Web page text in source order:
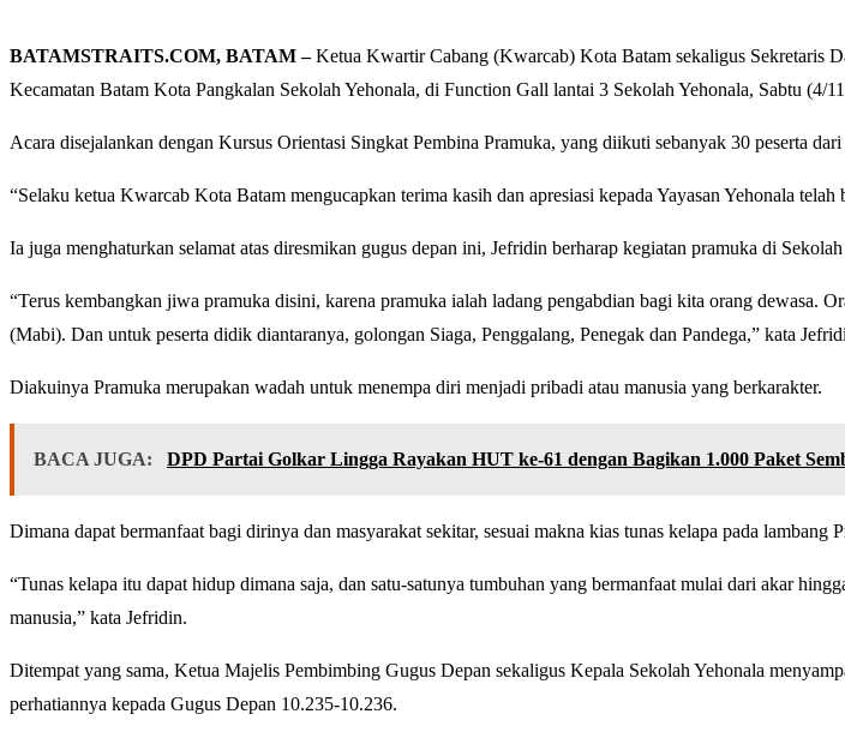
BATAMSTRAITS.COM, BATAM –Ketua Kwartir Cabang (Kwarcab) Kota Batam sekaligus Sekretaris
Kecamatan Batam Kota Pangkalan Sekolah Yehonala, di Function Gall lantai 3 Sekolah Yehonala, Sabtu (4/
Acara disejalankan dengan Kursus Orientasi Singkat Pembina Pramuka, yang diikuti sebanyak 30 peserta
“Selaku ketua Kwarcab Kota Batam mengucapkan terima kasih dan apresiasi kepada Yayasan Yehonala
Ia juga menghaturkan selamat atas diresmikan gugus depan ini, Jefridin berharap kegiatan pramuka di
“Terus kembangkan jiwa pramuka disini, karena pramuka ialah ladang pengabdian bagi kita orang dewasa.
(Mabi). Dan untuk peserta didik diantaranya, golongan Siaga, Penggalang, Penegak dan Pandega,” kata
Diakuinya Pramuka merupakan wadah untuk menempa diri menjadi pribadi atau manusia yang berkarakter.
BACA JUGA: DPD Partai Golkar Lingga Rayakan HUT ke-61 dengan Bagikan 1.000 Paket
Dimana dapat bermanfaat bagi dirinya dan masyarakat sekitar, sesuai makna kias tunas kelapa pada lambang
“Tunas kelapa itu dapat hidup dimana saja, dan satu-satunya tumbuhan yang bermanfaat mulai dari akar
manusia,” kata Jefridin.
Ditempat yang sama, Ketua Majelis Pembimbing Gugus Depan sekaligus Kepala Sekolah Yehonala
perhatiannya kepada Gugus Depan 10.235-10.236.